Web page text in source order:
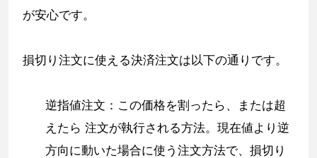
が安心です。
損切り注文に使える決済注文は以下の通りです。
逆指値注文：この価格を割ったら、または超
えたら 注文が執行される方法。現在値より逆
方向に動いた場合に使う注文方法で、損切り